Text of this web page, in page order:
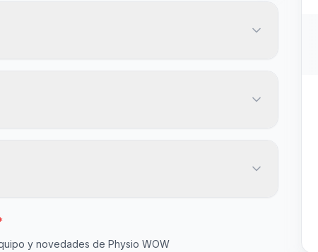
días
y novedades de Physio WOW